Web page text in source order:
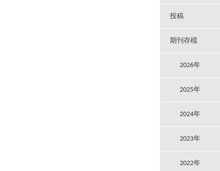
投稿
期刊存檔
2026年
2025年
2024年
2023年
2022年